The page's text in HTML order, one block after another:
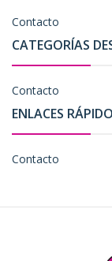
Contacto
CATEGORÍAS
Contacto
ENLACES
Contacto